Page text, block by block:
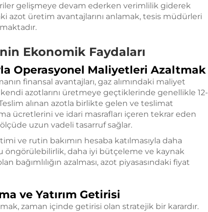
gelişmeye devam ederken verimlilik giderek
azot üretim avantajlarını anlamak, tesis müdürleri
Ekonomik Faydaları
Operasyonel Maliyetleri Azaltmak
finansal avantajları, gaz alımındaki maliyet
azotlarını üretmeye geçtiklerinde genellikle 12-
alınan azotla birlikte gelen ve teslimat
ücretlerini ve idari masrafları içeren tekrar eden
uzun vadeli tasarruf sağlar.
ve rutin bakımın hesaba katılmasıyla daha
öngörülebilirlik, daha iyi bütçeleme ve kaynak
bağımlılığın azalması, azot piyasasındaki fiyat
ve Yatırım Getirisi
zaman içinde getirisi olan stratejik bir karardır.